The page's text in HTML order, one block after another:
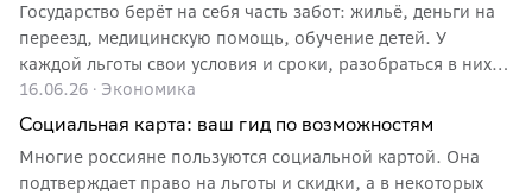
Государство берёт на себя часть забот: жильё, деньги на
переезд, медицинскую помощь, обучение детей. У
каждой льготы свои условия и сроки, разобраться в них
стоит заранее, чтобы не терять время и деньги.
16.06.26 · Экономика
Социальная карта: ваш гид по возможностям
Многие россияне пользуются социальной картой. Она
подтверждает право на льготы и скидки, а в некоторых